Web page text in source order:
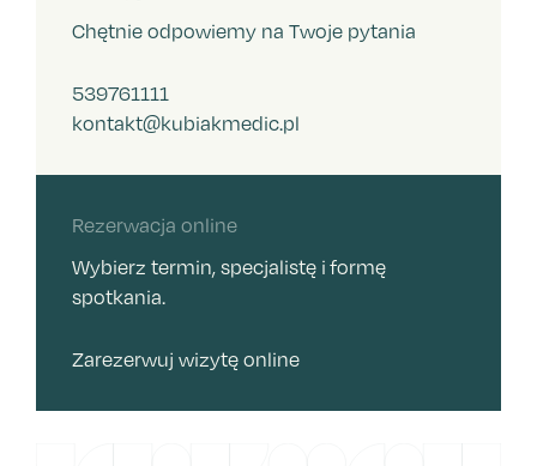
Chętnie odpowiemy na Twoje pytania
539761111
kontakt@kubiakmedic.pl
Rezerwacja online
Wybierz termin, specjalistę i formę
spotkania.
Zarezerwuj wizytę online